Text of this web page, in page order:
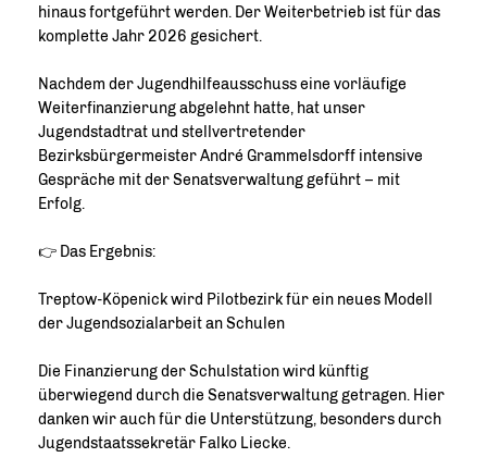
hinaus fortgeführt werden. Der Weiterbetrieb ist für das
komplette Jahr 2026 gesichert.
Nachdem der Jugendhilfeausschuss eine vorläufige
Weiterfinanzierung abgelehnt hatte, hat unser
Jugendstadtrat und stellvertretender
Bezirksbürgermeister André Grammelsdorff intensive
Gespräche mit der Senatsverwaltung geführt – mit
Erfolg.
👉 Das Ergebnis:
Treptow-Köpenick wird Pilotbezirk für ein neues Modell
der Jugendsozialarbeit an Schulen
Die Finanzierung der Schulstation wird künftig
überwiegend durch die Senatsverwaltung getragen. Hier
danken wir auch für die Unterstützung, besonders durch
Jugendstaatssekretär Falko Liecke.